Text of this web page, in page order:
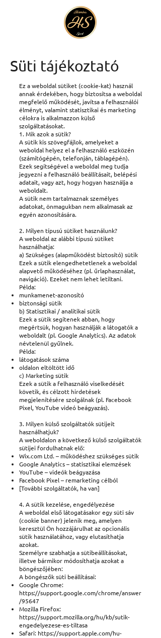
Süti tájékoztató
Ez a weboldal sütiket (cookie-kat) használ
annak érdekében, hogy biztosítsa a weboldal
megfelelő működését, javítsa a felhasználói
élményt, valamint statisztikai és marketing
célokra is alkalmazzon külső
szolgáltatásokat.
1. Mik azok a sütik?
A sütik kis szövegfájlok, amelyeket a
weboldal helyez el a felhasználó eszközén
(számítógépén, telefonján, táblagépén).
Ezek segítségével a weboldal meg tudja
jegyezni a felhasználó beállításait, belépési
adatait, vagy azt, hogy hogyan használja a
weboldalt.
A sütik nem tartalmaznak személyes
adatokat, önmagukban nem alkalmasak az
egyén azonosítására.
2. Milyen típusú sütiket használunk?
A weboldal az alábbi típusú sütiket
használhatja:
a) Szükséges (alapműködést biztosító) sütik
Ezek a sütik elengedhetetlenek a weboldal
alapvető működéséhez (pl. űrlaphasználat,
navigáció). Ezeket nem lehet letiltani.
Példa:
munkamenet-azonosító
biztonsági sütik
b) Statisztikai / analitikai sütik
Ezek a sütik segítenek abban, hogy
megértsük, hogyan használják a látogatók a
weboldalt (pl. Google Analytics). Az adatok
névtelenül gyűlnek.
Példa:
látogatások száma
oldalon eltöltött idő
c) Marketing sütik
Ezek a sütik a felhasználó viselkedését
követik, és célzott hirdetések
megjelenítésére szolgálnak (pl. Facebook
Pixel, YouTube videó beágyazás).
3. Milyen külső szolgáltatók sütijeit
használhatjuk?
A weboldalon a következő külső szolgáltatók
sütijei fordulhatnak elő:
Wix.com Ltd. – működéshez szükséges sütik
Google Analytics – statisztikai elemzések
YouTube – videók beágyazása
Facebook Pixel – remarketing célból
[További szolgáltatók, ha van]
4. A sütik kezelése, engedélyezése
A weboldal első látogatásakor egy süti sáv
(cookie banner) jelenik meg, amelyen
keresztül Ön hozzájárulhat az opcionális
sütik használatához, vagy elutasíthatja
azokat.
Személyre szabhatja a sütibeállításokat,
illetve bármikor módosíthatja azokat a
böngészőjében:
A böngészők süti beállításai:
Google Chrome:
https://support.google.com/chrome/answer
/95647
Mozilla Firefox:
https://support.mozilla.org/hu/kb/sutik-
engedelyezese-es-tiltasa
Safari: https://support.apple.com/hu-